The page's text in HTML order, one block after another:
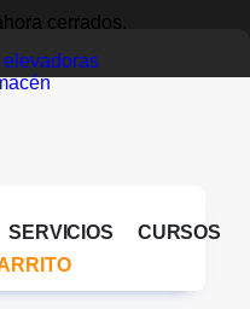
cerrados.
SERVICIOS
CURSOS